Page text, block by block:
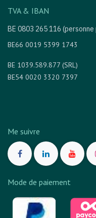
TVA & IBAN
BE 0803 265 116 (personne
BE66 0019 5399 1743
BE 1039.589.877 (SRL)
BE54 0020 3320 7397
Me suivre
Mode de paiement